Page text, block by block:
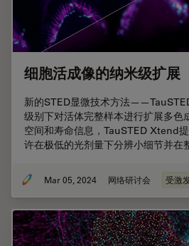
细胞活成像的纳米级扩展
新的STED显微技术方法
级别下对活体完整样本进行扩展多色
空间和寿命信息，TauSTED Xtend
许在极低的光剂量下分辨小细节并在
Mar 05, 2024 网络研讨会 受激